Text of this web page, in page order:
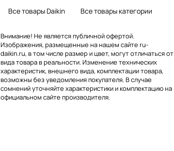
Все товары Daikin Все товары категории
Внимание! Не является публичной офертой.
Изображения, размещенные на нашем сайте ru-
daikin.ru, в том числе размер и цвет, могут отличаться от
вида товара в реальности. Изменение технических
характеристик, внешнего вида, комплектации товара,
возможны без уведомления покупателя. В случае
сомнений уточняйте характеристики и комплектацию на
официальном сайте производителя.